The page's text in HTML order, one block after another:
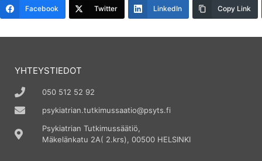
Facebook Twitter LinkedIn Copy Link
YHTEYSTIEDOT
050 512 52 92
psykiatrian.tutkimussaatio@psyts.fi
Psykiatrian Tutkimussäätiö,
Mäkelänkatu 2A( 2.krs), 00500 HELSINKI